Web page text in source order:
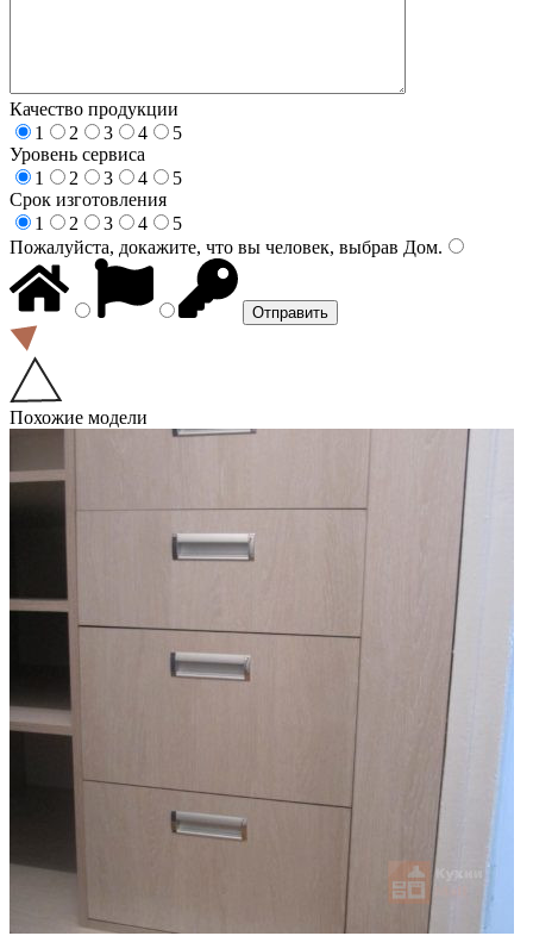
Качество продукции
1
2 3 4
5
Уровень сервиса
1
2 3 4
5
Срок изготовления
1
2 3 4
5
Пожалуйста, докажите, что вы человек, выбрав Дом.
Похожие модели